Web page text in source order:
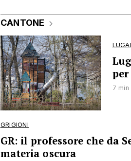
CANTONE
7 min
GRIGIONI
GR: il professore che da
materia oscura